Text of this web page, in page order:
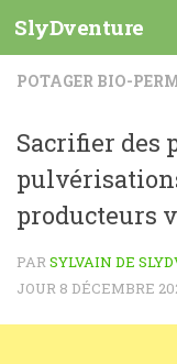
Skip to content
SlyDventure
POTAGER BIO-
Sacrifier des
producteurs
PARSYLVAIN DE
JOUR 8 DÉCEMBRE